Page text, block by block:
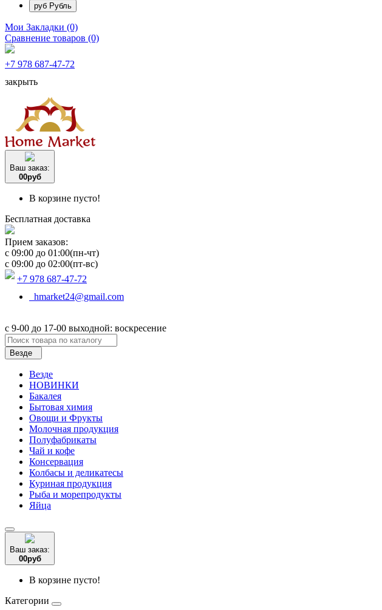
руб Рубль
Мои Закладки (0)
Сравнение товаров (0)
+7 978 687-47-72
закрыть
Ваш заказ:
00руб
В корзине пусто!
Бесплатная доставка
Прием заказов:
c 09:00 до 01:00(пн-чт)
c 09:00 до 02:00(пт-вс)
+7 978 687-47-72
hmarket24@gmail.com
с 9-00 до 17-00 выходной: воскресение
Везде
Везде
НОВИНКИ
Бакалея
Бытовая химия
Овощи и Фрукты
Молочная продукция
Полуфабрикаты
Чай и кофе
Консервация
Колбасы и деликатесы
Куриная продукция
Рыба и морепродукты
Яйца
Ваш заказ:
00руб
В корзине пусто!
Категории